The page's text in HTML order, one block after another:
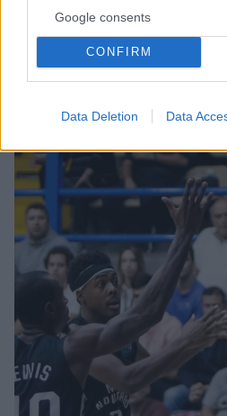
Google consents
CONFIRM
Data Deletion Data
Η ΑΕΚ (2-1) πάλεψε όσο
δίχως σέντερ, μετά τον
Μαυροειδή στην
πρόκριση